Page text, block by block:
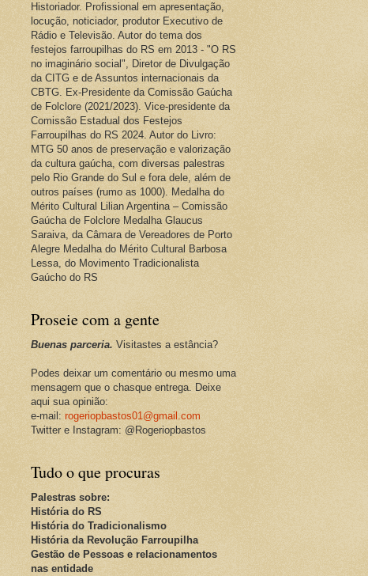
Historiador. Profissional em apresentação,
locução, noticiador, produtor Executivo de
Rádio e Televisão. Autor do tema dos
festejos farroupilhas do RS em 2013 - "O RS
no imaginário social", Diretor de Divulgação
da CITG e de Assuntos internacionais da
CBTG. Ex-Presidente da Comissão Gaúcha
de Folclore (2021/2023). Vice-presidente da
Comissão Estadual dos Festejos
Farroupilhas do RS 2024. Autor do Livro:
MTG 50 anos de preservação e valorização
da cultura gaúcha, com diversas palestras
pelo Rio Grande do Sul e fora dele, além de
outros países (rumo as 1000). Medalha do
Mérito Cultural Lilian Argentina – Comissão
Gaúcha de Folclore Medalha Glaucus
Saraiva, da Câmara de Vereadores de Porto
Alegre Medalha do Mérito Cultural Barbosa
Lessa, do Movimento Tradicionalista
Gaúcho do RS
Proseie com a gente
Buenas parceria. Visitastes a estância?
Podes deixar um comentário ou mesmo uma
mensagem que o chasque entrega. Deixe
aqui sua opinião:
e-mail: rogeriopbastos01@gmail.com
Twitter e Instagram: @Rogeriopbastos
Tudo o que procuras
Palestras sobre:
História do RS
História do Tradicionalismo
História da Revolução Farroupilha
Gestão de Pessoas e relacionamentos
nas entidade